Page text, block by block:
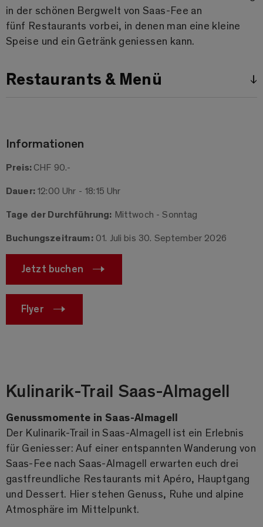
in der schönen Bergwelt von Saas-Fee an
fünf Restaurants vorbei, in denen man eine kleine
Speise und ein Getränk geniessen kann.
Restaurants & Menü ↓
Informationen
Preis:CHF 90.-
Dauer:12:00 Uhr - 18:15 Uhr
Tage der Durchführung: Mittwoch - Sonntag
Buchungszeitraum:01. Juli bis 30. September 2026
Jetzt buchen
Flyer
Kulinarik-Trail Saas-Almagell
Genussmomente in Saas-Almagell
Der Kulinarik-Trail in Saas-Almagell ist ein Erlebnis
für Geniesser: Auf einer entspannten Wanderung von
Saas-Fee nach Saas-Almagell erwarten euch drei
gastfreundliche Restaurants mit Apéro, Hauptgang
und Dessert. Hier stehen Genuss, Ruhe und alpine
Atmosphäre im Mittelpunkt.